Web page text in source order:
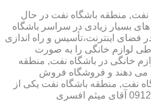
نفت, منطقه باشگاه نفت در حال
بسیار زیادی در سراسر باشگاه
فضای اینترنت،تأسیس و راه اندازی
لوازم خانگی را به صورت
خانگی در باشگاه نفت, منطقه
می دهند و فروشگاه فروش
نفت, منطقه باشگاه نفت یکی از